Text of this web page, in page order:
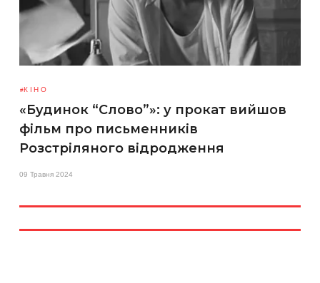
КІНО
«Будинок “Слово”»: у прокат вийшов
фільм про письменників
Розстріляного відродження
09 Травня 2024